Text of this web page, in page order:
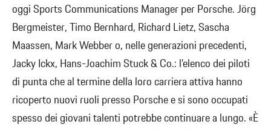
oggi Sports Communications Manager per Porsche. Jörg
Bergmeister, Timo Bernhard, Richard Lietz, Sascha
Maassen, Mark Webber o, nelle generazioni precedenti,
Jacky Ickx, Hans-Joachim Stuck & Co.: l’elenco dei piloti
di punta che al termine della loro carriera attiva hanno
ricoperto nuovi ruoli presso Porsche e si sono occupati
spesso dei giovani talenti potrebbe continuare a lungo. «È